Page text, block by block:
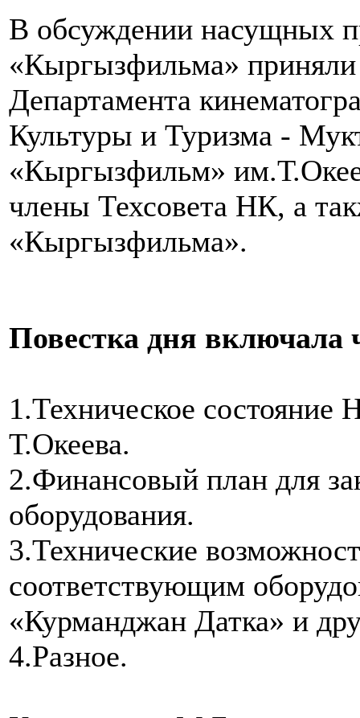
В обсуждении насущных
«Кыргызфильма» приняли
Департамента
Культуры и Туризма -
«Кыргызфильм»
члены Техсовета НК, а
«Кыргызфильма».
Повестка дня включала
1.Техническое
Т.Океева.
2.Финансовый план для
оборудования.
3.Технические
соответствующим
«Курманджан Датка» и
4.Разное.